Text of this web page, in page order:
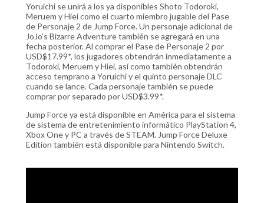
Yoruichi se unirá a los ya disponibles Shoto Todoroki,
Meruem y Hiei como el cuarto miembro jugable del Pase
de Personaje 2 de Jump Force. Un personaje adicional de
JoJo's Bizarre Adventure también se agregará en una
fecha posterior. Al comprar el Pase de Personaje 2 por
USD$17.99*, los jugadores obtendrán inmediatamente a
Todoroki, Meruem y Hiei, así como también obtendrán
acceso temprano a Yoruichi y el quinto personaje DLC
cuando se lance. Cada personaje también se puede
comprar por separado por USD$3.99*.
Jump Force ya está disponible en América para el sistema
de sistema de entretenimiento informático PlayStation 4,
Xbox One y PC a través de STEAM. Jump Force Deluxe
Edition también está disponible para Nintendo Switch.